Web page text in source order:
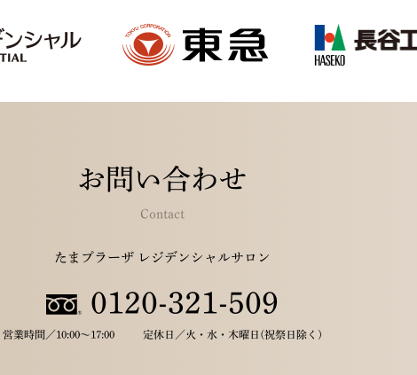
お問い合わせ
Contact
たまプラーザ レジデンシャルサロン
0120-321-509
営業時間／10:00～17:00 定休日／火・水・木曜日(祝祭日除く)